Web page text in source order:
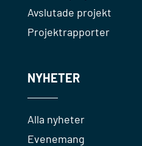
Avslutade projekt
Projektrapporter
NYHETER
Alla nyheter
Evenemang